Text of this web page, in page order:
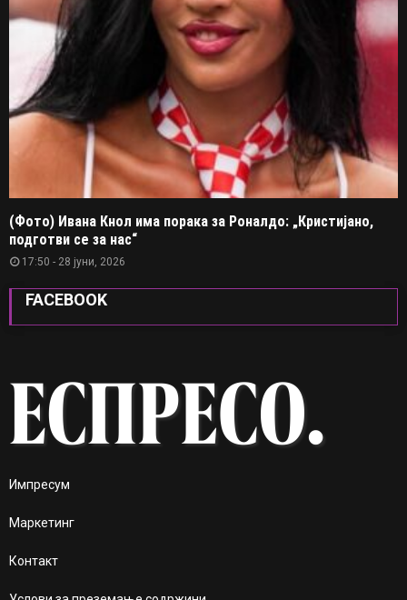
(Фото) Ивана Кнол има порака за Роналдо: „Кристијано,
подготви се за нас“
17:50 - 28 јуни, 2026
FACEBOOK
Импресум
Маркетинг
Контакт